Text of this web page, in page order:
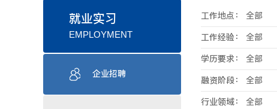
就业实习
EMPLOYMENT
企业招聘
工作地点： 全部
工作经验： 全部
学历要求： 全部
融资阶段： 全部
行业领域： 全部